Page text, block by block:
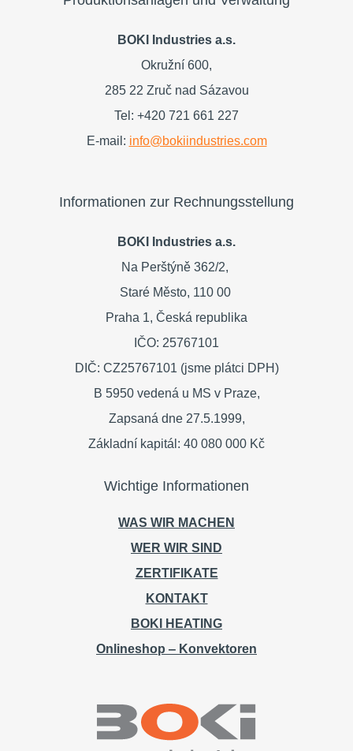
BOKI Industries a.s.
Okružní 600,
285 22 Zruč nad Sázavou
Tel: +420 721 661 227
E-mail: info@bokiindustries.com
Informationen zur Rechnungsstellung
BOKI Industries a.s.
Na Perštýně 362/2,
Staré Město, 110 00
Praha 1, Česká republika
IČO: 25767101
DIČ: CZ25767101 (jsme plátci DPH)
B 5950 vedená u MS v Praze,
Zapsaná dne 27.5.1999,
Základní kapitál: 40 080 000 Kč
Wichtige Informationen
WAS WIR MACHEN
WER WIR SIND
ZERTIFIKATE
KONTAKT
BOKI HEATING
Onlineshop ‒ Konvektoren